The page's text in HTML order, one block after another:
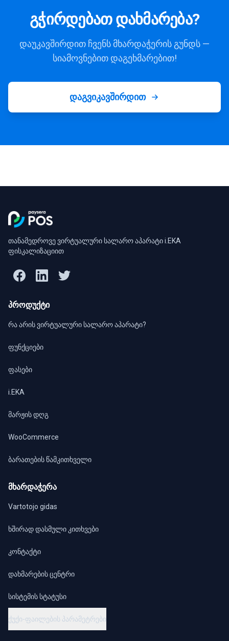
გჭირდებათ დახმარება?
დაუკავშირდით ჩვენს მხარდაჭერის გუნდს —
სიამოვნებით დაგეხმარებით!
დაგვიკავშირდით
თანამედროვე ვირტუალური სალარო აპარატი i.EKA
ფისკალიზაციით
პროდუქტი
რა არის ვირტუალური სალარო აპარატი?
ფუნქციები
ფასები
i.EKA
მარჟის დღგ
WooCommerce
ბარათების წამკითხველი
მხარდაჭერა
Vartotojo gidas
ხშირად დასმული კითხვები
კონტაქტი
დახმარების ცენტრი
სისტემის სტატუსი
ქუქი-ფაილების პარამეტრები